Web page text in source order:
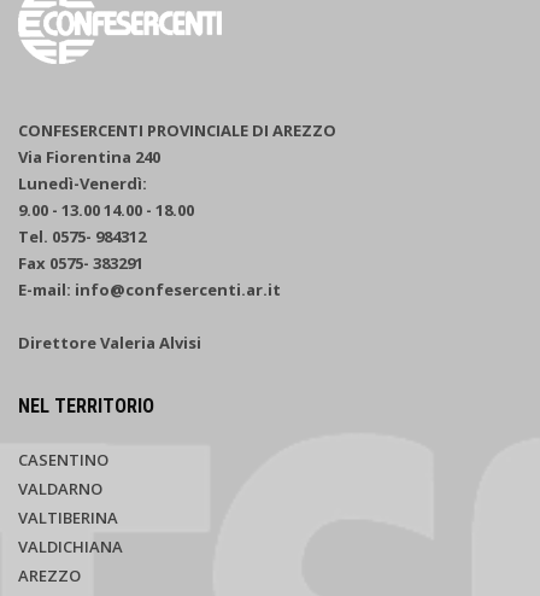
CONFESERCENTI PROVINCIALE DI AREZZO
Via Fiorentina 240
Lunedì-Venerdì:
9.00 - 13.00 14.00 - 18.00
Tel. 0575- 984312
Fax 0575- 383291
E-mail: info@confesercenti.ar.it
Direttore Valeria Alvisi
NEL TERRITORIO
CASENTINO
VALDARNO
VALTIBERINA
VALDICHIANA
AREZZO